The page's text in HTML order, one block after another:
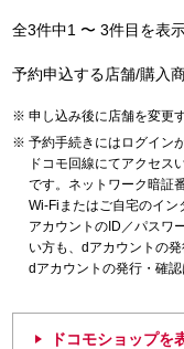
全3件中1 〜 3件目を表
予約申込する店舗/購入
申し込み後に店舗を変更
予約手続きにはログイン
ドコモ回線にてアクセス
です。ネットワーク暗証
Wi-Fiまたはご自宅のイン
アカウントのID／パスワ
い方も、dアカウントの発
dアカウントの発行・確認
ドコモショップを